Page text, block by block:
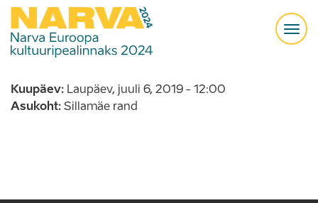
Liigu
edasi
põhisisu
Kuupäev Laupäev, juuli 6, 2019 - 12:00
Asukoht Sillamäe rand